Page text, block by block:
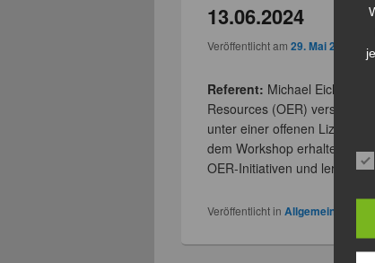
13.06.2024
Veröffentlicht am29. Mai 2024 von
Referent: Michael Eichhorn (
Resources (OER) versteht
unter einer offenen Lizenz
dem Workshop erhalten die
OER-Initiativen und lernen
Veröffentlicht in Allgemein